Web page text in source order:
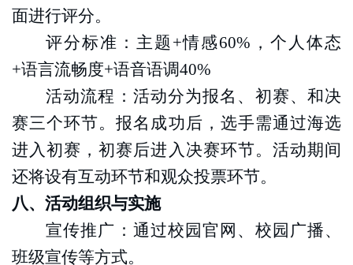
面进行评分。
评分标准：主题+情感60%，个人体态
+语言流畅度+语音语调40%
活动流程：活动分为报名、初赛、 和决
赛三个环节。报名成功后，选手需通过海选
进入初赛，初赛后进入决赛环节。活动期间
还将设有互动环节和观众投票环节。
八、活动组织与实施
宣传推广：通过校园官网 、 校园广播、
班级宣传等方式。